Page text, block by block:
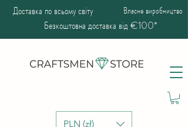
PLN (zł)
Доставка по всьому світу Власне виробництво
Безкоштовна доставка від €100*